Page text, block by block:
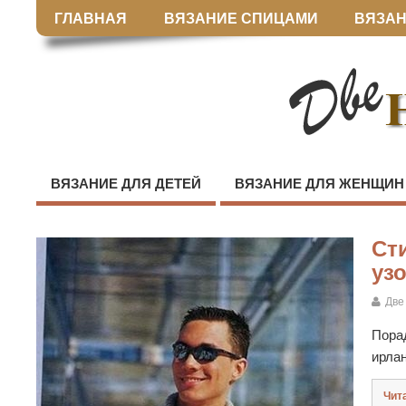
ГЛАВНАЯ ВЯЗАНИЕ СПИЦАМИ
ВЯЗАНИЕ ДЛЯ ДЕТЕЙ ВЯЗАНИЕ ДЛЯ ЖЕНЩИН
Две